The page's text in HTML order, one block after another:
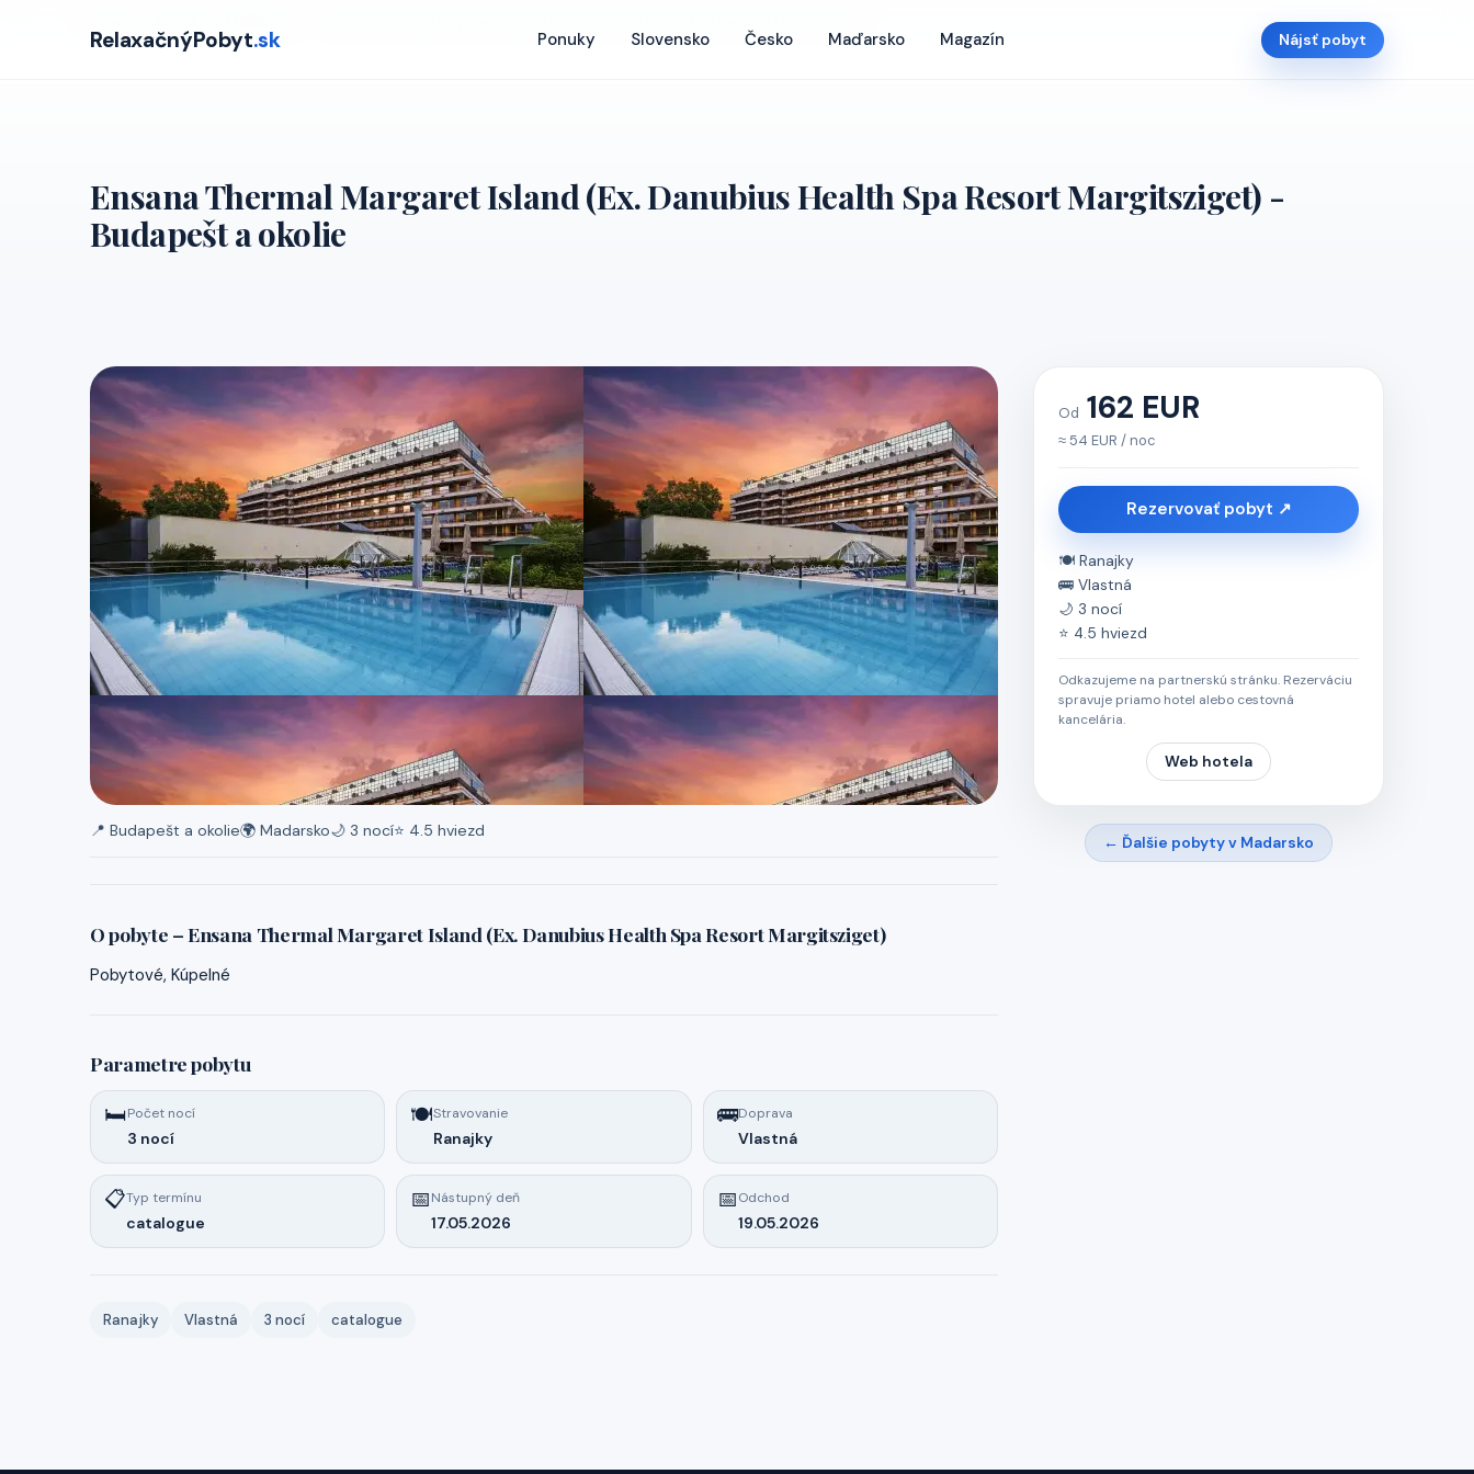
RelaxačnýPobyt.sk Ponuky Slovensko Česko Maďarsko Magazín Nájsť pobyt
Ensana Thermal Margaret Island (Ex. Danubius Health Spa Resort Margitsziget) -
Budapešt a okolie
📍 Budapešt a okolie🌍 Madarsko🌙 3 nocí⭐ 4.5 hviezd
O pobyte – Ensana Thermal Margaret Island (Ex. Danubius Health Spa Resort Margitsziget)
Pobytové, Kúpelné
Parametre pobytu
🛏️Počet nocí
3 nocí
🍽️Stravovanie
Ranajky
🚌Doprava
Vlastná
📋Typ termínu
catalogue
📅Nástupný deň
17.05.2026
📅Odchod
19.05.2026
Ranajky Vlastná 3 nocí catalogue
Od 162 EUR
≈ 54 EUR / noc
Rezervovať pobyt ↗
🍽️ Ranajky
🚌 Vlastná
🌙 3 nocí
⭐ 4.5 hviezd
Odkazujeme na partnerskú stránku. Rezerváciu
spravuje priamo hotel alebo cestovná
kancelária.
Web hotela
← Ďalšie pobyty v Madarsko